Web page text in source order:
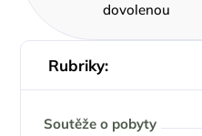
Rubriky:
Soutěže o pobyty
dovolenou